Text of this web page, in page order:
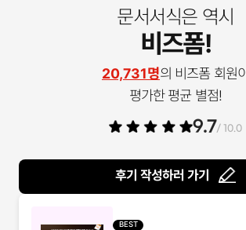
문서서식은 역시
비즈폼!
20,731명의 비즈폼 회원이
평가한 평균 별점!
9.7/ 10.0
후기 작성하러 가기
BEST